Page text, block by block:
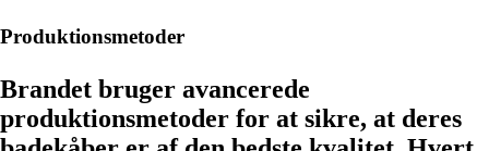
Produktionsmetoder
Brandet bruger avancerede
produktionsmetoder for at sikre, at deres